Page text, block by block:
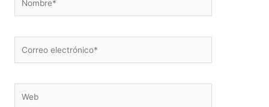
electrónico*